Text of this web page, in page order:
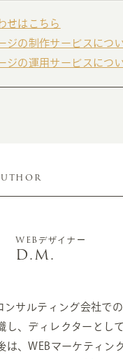
せはこちら
ジの制作サービスにつ
ジの運用サービスにつ
WEBデザイナー
D.M.
ンサルティング会社で
し、ディレクターとし
は、WEBマーケティン